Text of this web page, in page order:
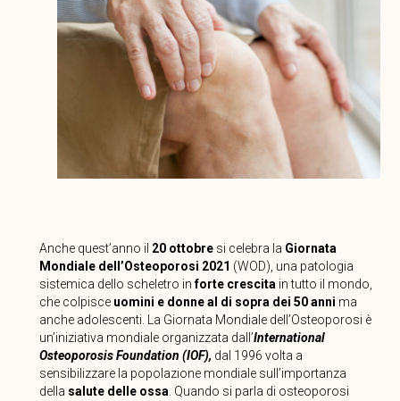
Anche quest’anno il 20 ottobre si celebra la Giornata
Mondiale dell’Osteoporosi 2021 (WOD), una patologia
sistemica dello scheletro inforte crescitain tutto il mondo,
che colpisce uomini e donne al di sopra dei 50 anni ma
anche adolescenti. La Giornata Mondiale dell’Osteoporosi è
un’iniziativa mondiale organizzata dall’International
Osteoporosis Foundation (IOF), dal 1996 volta a
sensibilizzare la popolazione mondiale sull’importanza
della salute delle ossa. Quando si parla di osteoporosi